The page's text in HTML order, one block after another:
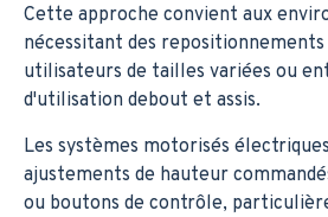
Cette approche convient aux
nécessitant des
utilisateurs de tailles variées ou
d'utilisation debout et assis.
Les systèmes motorisés
ajustements de hauteur
ou boutons de contrôle,